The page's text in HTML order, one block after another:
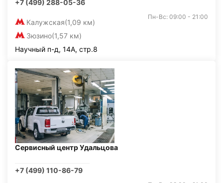
+7 (499) 288-05-36
Калужская(1,09 км)
Зюзино(1,57 км)
Пн-Вс: 09:00 - 21:00
Научный п-д, 14А, стр.8
Сервисный центр Удальцова
+7 (499) 110-86-79